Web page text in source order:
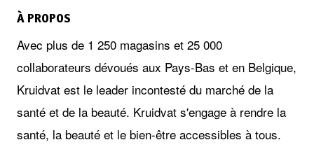
À PROPOS
Avec plus de 1 250 magasins et 25 000
collaborateurs dévoués aux Pays-Bas et en Belgique,
Kruidvat est le leader incontesté du marché de la
santé et de la beauté. Kruidvat s'engage à rendre la
santé, la beauté et le bien-être accessibles à tous.